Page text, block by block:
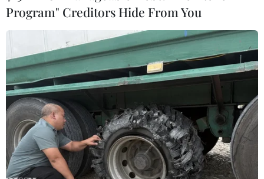
Tổng thống Thổ Nhĩ Kỳ Recep Tayyip Erdogan (phải) và Chủ
tịch Hội đồng châu Âu (EC) Charles Michel (trái) trong cuộc gặp
tại Istanbul, Thổ Nhĩ Kỳ, ngày 11/1/2020. (Ảnh: THX/TTXVN)
Ngày 11/1, Chủ tịch Hội đồng châu Âu (EC)
Program" Creditors Hide From You